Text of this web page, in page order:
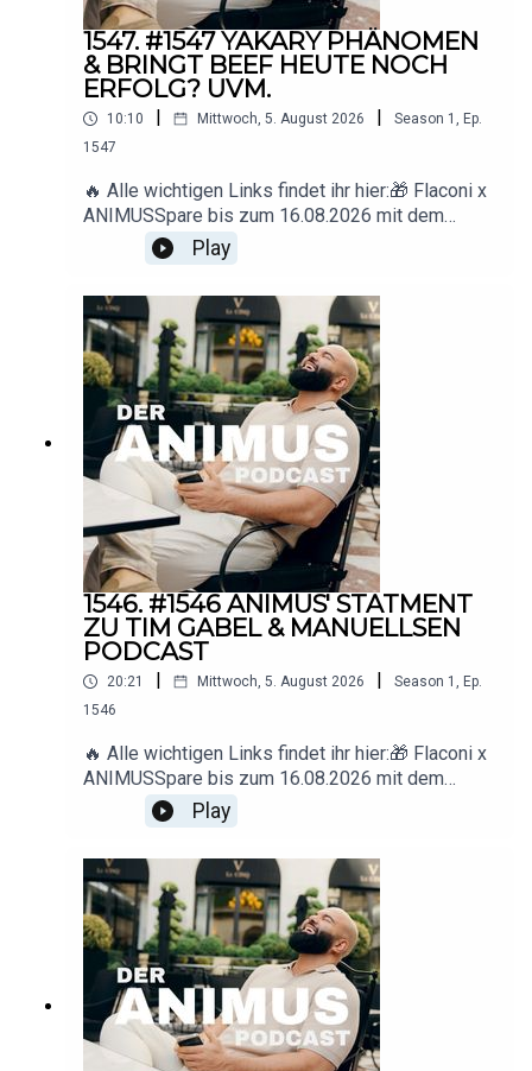
1547. #1547 YAKARY PHÄNOMEN
& BRINGT BEEF HEUTE NOCH
ERFOLG? UVM.
10:10 Mittwoch, 5. August 2026 Season 1 , Ep.
1547
🔥 Alle wichtigen Links findet ihr hier:🎁 Flaconi x
ANIMUSSpare bis zum 16.08.2026 mit dem
Code ANIMUS 15 € ab 89 € Mindestbestellwert.
🇩🇪 Deutschland: www.flaconi.de🇦🇹
Österreich: www.flaconi.at🇨🇭
Schweiz: www.flaconi.ch* Ausgeschlossene
Marken und Produkte sind auf der jeweiligen
Flaconi-Website
einsehbar.▶️ YouTube: https://www.youtube.com/
@animus_offiziell
📸 Instagram: https://www.instagram.com/animus
📩 Business-
Anfragen: deranimuspodcast@gmail.com
Play
1546. #1546 ANIMUS' STATMENT
ZU TIM GABEL & MANUELLSEN
PODCAST
20:21 Mittwoch, 5. August 2026 Season 1 , Ep.
1546
🔥 Alle wichtigen Links findet ihr hier:🎁 Flaconi x
ANIMUSSpare bis zum 16.08.2026 mit dem
Code ANIMUS 15 € ab 89 € Mindestbestellwert.
🇩🇪 Deutschland: www.flaconi.de🇦🇹
Österreich: www.flaconi.at🇨🇭
Schweiz: www.flaconi.ch* Ausgeschlossene
Marken und Produkte sind auf der jeweiligen
Flaconi-Website
einsehbar.▶️ YouTube: https://www.youtube.com/
@animus_offiziell
📸 Instagram: https://www.instagram.com/animus
📩 Business-
Anfragen: deranimuspodcast@gmail.com
Play